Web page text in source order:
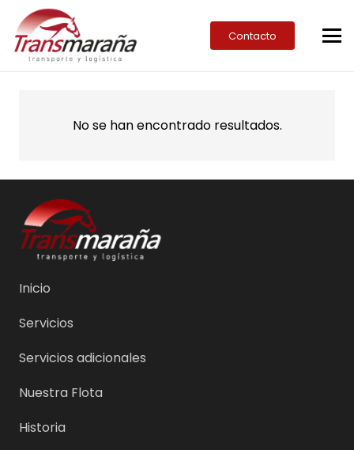
Contacto
No se han encontrado resultados.
Inicio
Servicios
Servicios adicionales
Nuestra Flota
Historia